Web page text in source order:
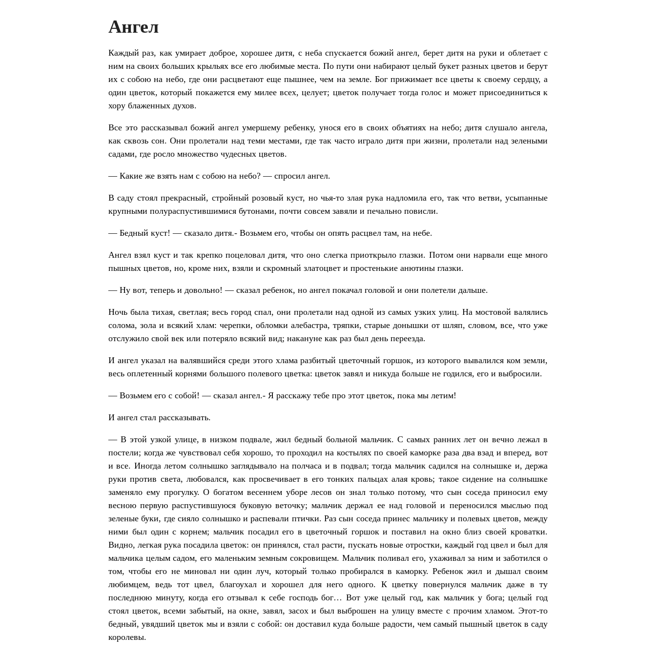
Ангел
Каждый раз, как умирает доброе, хорошее дитя, с неба спускается божий ангел, берет дитя на руки и облетает с
ним на своих больших крыльях все его любимые места. По пути они набирают целый букет разных цветов и берут
их с собою на небо, где они расцветают еще пышнее, чем на земле. Бог прижимает все цветы к своему сердцу, а
один цветок, который покажется ему милее всех, целует; цветок получает тогда голос и может присоединиться к
хору блаженных духов.
Все это рассказывал божий ангел умершему ребенку, унося его в своих объятиях на небо; дитя слушало ангела,
как сквозь сон. Они пролетали над теми местами, где так часто играло дитя при жизни, пролетали над зелеными
садами, где росло множество чудесных цветов.
— Какие же взять нам с собою на небо? — спросил ангел.
В саду стоял прекрасный, стройный розовый куст, но чья-то злая рука надломила его, так что ветви, усыпанные
крупными полураспустившимися бутонами, почти совсем завяли и печально повисли.
— Бедный куст! — сказало дитя.- Возьмем его, чтобы он опять расцвел там, на небе.
Ангел взял куст и так крепко поцеловал дитя, что оно слегка приоткрыло глазки. Потом они нарвали еще много
пышных цветов, но, кроме них, взяли и скромный златоцвет и простенькие анютины глазки.
— Ну вот, теперь и довольно! — сказал ребенок, но ангел покачал головой и они полетели дальше.
Ночь была тихая, светлая; весь город спал, они пролетали над одной из самых узких улиц. На мостовой валялись
солома, зола и всякий хлам: черепки, обломки алебастра, тряпки, старые донышки от шляп, словом, все, что уже
отслужило свой век или потеряло всякий вид; накануне как раз был день переезда.
И ангел указал на валявшийся среди этого хлама разбитый цветочный горшок, из которого вывалился ком земли,
весь оплетенный корнями большого полевого цветка: цветок завял и никуда больше не годился, его и выбросили.
— Возьмем его с собой! — сказал ангел.- Я расскажу тебе про этот цветок, пока мы летим!
И ангел стал рассказывать.
— В этой узкой улице, в низком подвале, жил бедный больной мальчик. С самых ранних лет он вечно лежал в
постели; когда же чувствовал себя хорошо, то проходил на костылях по своей каморке раза два взад и вперед, вот
и все. Иногда летом солнышко заглядывало на полчаса и в подвал; тогда мальчик садился на солнышке и, держа
руки против света, любовался, как просвечивает в его тонких пальцах алая кровь; такое сидение на солнышке
заменяло ему прогулку. О богатом весеннем уборе лесов он знал только потому, что сын соседа приносил ему
весною первую распустившуюся буковую веточку; мальчик держал ее над головой и переносился мыслью под
зеленые буки, где сияло солнышко и распевали птички. Раз сын соседа принес мальчику и полевых цветов, между
ними был один с корнем; мальчик посадил его в цветочный горшок и поставил на окно близ своей кроватки.
Видно, легкая рука посадила цветок: он принялся, стал расти, пускать новые отростки, каждый год цвел и был для
мальчика целым садом, его маленьким земным сокровищем. Мальчик поливал его, ухаживал за ним и заботился о
том, чтобы его не миновал ни один луч, который только пробирался в каморку. Ребенок жил и дышал своим
любимцем, ведь тот цвел, благоухал и хорошел для него одного. К цветку повернулся мальчик даже в ту
последнюю минуту, когда его отзывал к себе господь бог… Вот уже целый год, как мальчик у бога; целый год
стоял цветок, всеми забытый, на окне, завял, засох и был выброшен на улицу вместе с прочим хламом. Этот-то
бедный, увядший цветок мы и взяли с собой: он доставил куда больше радости, чем самый пышный цветок в саду
королевы.